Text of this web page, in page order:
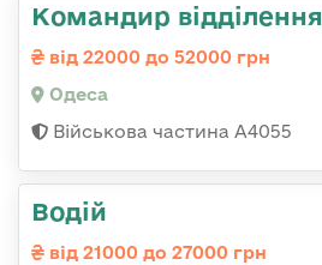
Командир відділення
від 22000 до 52000 грн
Одеса
Військова частина А4055
Водій
від 21000 до 27000 грн